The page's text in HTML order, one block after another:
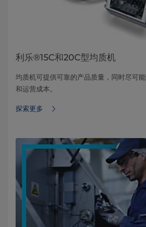
利乐®15C和20C型均质机
均质机可提供可靠的产品质量，同时尽可
和运营成本。
探索更多